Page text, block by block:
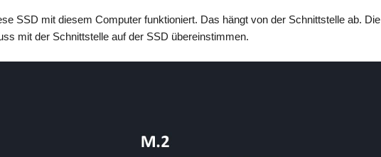
SSD mit diesem Computer funktioniert. Das hängt von der Schnittstelle ab. Die
mit der Schnittstelle auf der SSD übereinstimmen.